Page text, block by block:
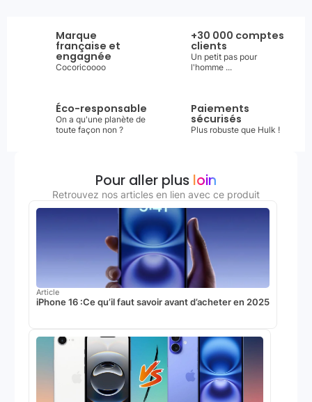
Marque
française et
engagnée
Cocoricoooo
+30 000 comptes
clients
Un petit pas pour
l'homme ...
Éco-responsable
On a qu'une planète de
toute façon non ?
Paiements
sécurisés
Plus robuste que Hulk !
Pour aller plus loin
Retrouvez nos articles en lien avec ce produit
Article
iPhone 16 :Ce qu’il faut savoir avant d’acheter en 2025